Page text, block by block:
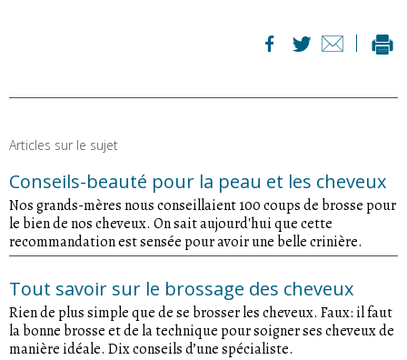
Articles sur le sujet
Conseils-beauté pour la peau et les cheveux
Nos grands-mères nous conseillaient 100 coups de brosse pour
le bien de nos cheveux. On sait aujourd'hui que cette
recommandation est sensée pour avoir une belle crinière.
Tout savoir sur le brossage des cheveux
Rien de plus simple que de se brosser les cheveux. Faux: il faut
la bonne brosse et de la technique pour soigner ses cheveux de
manière idéale. Dix conseils d’une spécialiste.